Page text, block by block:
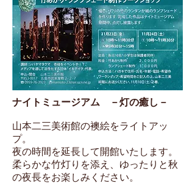
ナイトミュージアム －灯の癒し－
山本二三美術館の襖絵をライトアッ
プ。
夜の時間を延長して開館いたします。
柔らかな竹灯りを添え、ゆったりと秋
の夜長をお楽しみください。